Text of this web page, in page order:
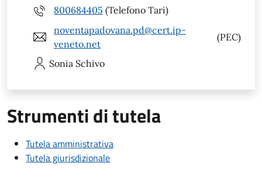
800684405 (Telefono Tari)
noventapadovana.pd@cert.ip-
veneto.net
(PEC)
Sonia Schivo
Strumenti di tutela
Tutela amministrativa
Tutela giurisdizionale